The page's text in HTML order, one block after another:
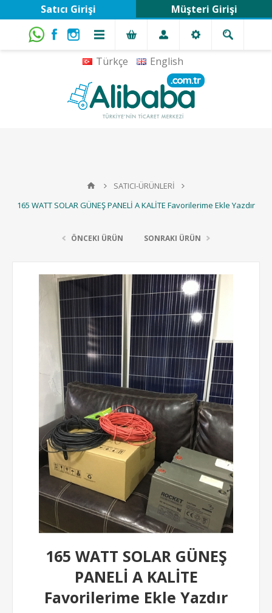
Türkçe English
Satıcı Girişi Müşteri Girişi
SATICI-ÜRÜNLERİ
165 WATT SOLAR GÜNEŞ PANELİ A KALİTE Favorilerime Ekle Yazdır
ÖNCEKI ÜRÜN SONRAKI ÜRÜN
165 WATT SOLAR GÜNEŞ
PANELİ A KALİTE
Favorilerime Ekle Yazdır